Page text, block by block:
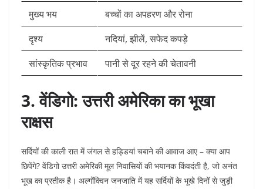
मुख्य भय
बच्चों का अपहरण और रोना
दृश्य
नदियां, झीलें, सफेद कपड़े
सांस्कृतिक प्रभाव
पानी से दूर रहने की चेतावनी ​
3. वेंडिगो: उत्तरी अमेरिका का भूखा
राक्षस
सर्दियों की काली रात में जंगल से हड्डियां चबाने की आवाज आए – क्या आप
छिपेंगे? वेंडिगो उत्तरी अमेरिकी मूल निवासियों की भयानक किंवदंती है, जो अनंत
भूख का प्रतीक है। अल्गोंक्विन जनजाति में यह सर्दियों के भूखे दिनों से जुड़ी